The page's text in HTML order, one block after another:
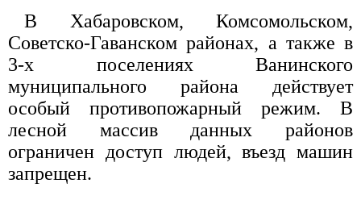
В Хабаровском, Комсомольском,
Советско-Гаванском районах, а также в
3-х поселениях Ванинского
муниципального района действует
особый противопожарный режим. В
лесной массив данных районов
ограничен доступ людей, въезд машин
запрещен.